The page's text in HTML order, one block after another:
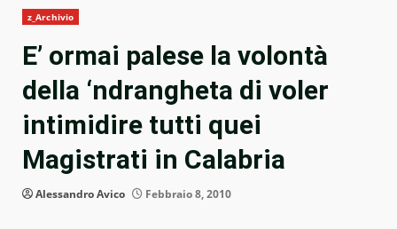
z_Archivio
E’ ormai palese la volontà
della ‘ndrangheta di voler
intimidire tutti quei
Magistrati in Calabria
Alessandro Avico Febbraio 8, 2010